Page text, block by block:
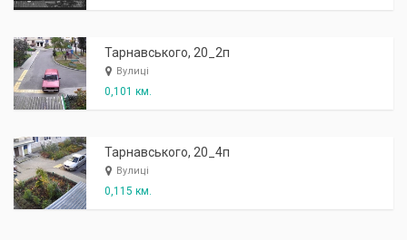
Тарнавського, 20_2п
Вулиці
0,101 км.
Тарнавського, 20_4п
Вулиці
0,115 км.